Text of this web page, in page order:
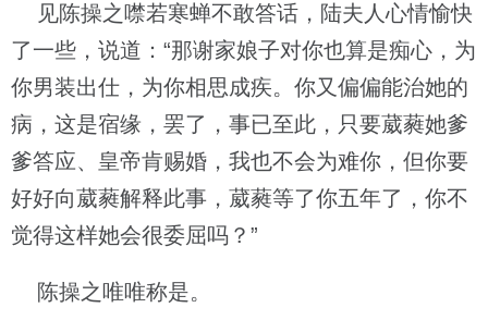
见陈操之噤若寒蝉不敢答话，陆夫人心情愉快
了一些，说道：“那谢家娘子对你也算是痴心，为
你男装出仕，为你相思成疾。你又偏偏能治她的
病，这是宿缘，罢了，事已至此，只要葳蕤她爹
爹答应、皇帝肯赐婚，我也不会为难你，但你要
好好向葳蕤解释此事，葳蕤等了你五年了，你不
觉得这样她会很委屈吗？”
陈操之唯唯称是。